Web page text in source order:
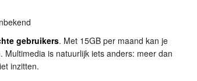
gebruikers. Met 15GB per maand kan je
is natuurlijk iets anders: meer dan
inzitten.